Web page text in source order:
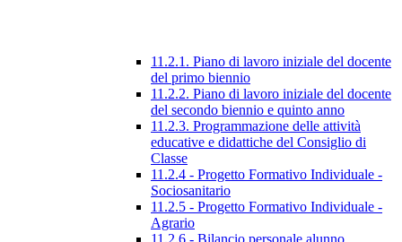
11.2.1. Piano di lavoro iniziale del docente
del primo biennio
11.2.2. Piano di lavoro iniziale del docente
del secondo biennio e quinto anno
11.2.3. Programmazione delle attività
educative e didattiche del Consiglio di
Classe
11.2.4 - Progetto Formativo Individuale -
Sociosanitario
11.2.5 - Progetto Formativo Individuale -
Agrario